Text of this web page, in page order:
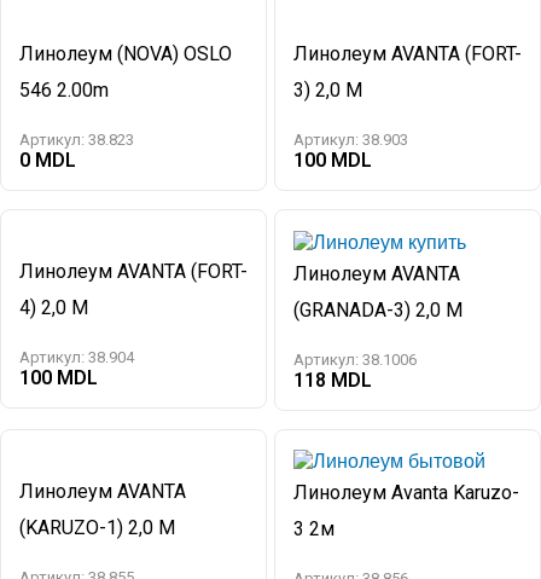
Линолеум (NOVA) OSLO
546 2.00m
Артикул: 38.823
0
Линолеум AVANTA (FORT-
3) 2,0 M
Артикул: 38.903
100
Линолеум AVANTA (FORT-
4) 2,0 M
Артикул: 38.904
100
Линолеум AVANTA
(GRANADA-3) 2,0 M
Артикул: 38.1006
118
Линолеум AVANTA
(KARUZO-1) 2,0 M
Линолеум Avanta Karuzo-
3 2м